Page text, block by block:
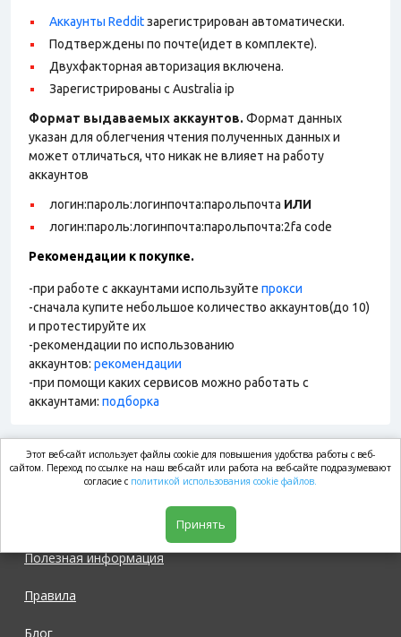
Аккаунты Redditзарегистрирован автоматически.
Подтверждены по почте(идет в комплекте).
Двухфакторная авторизация включена.
Зарегистрированы с Australia ip
Формат выдаваемых аккаунтов. Формат данных
указан для облегчения чтения полученных данных и
может отличаться, что никак не влияет на работу
аккаунтов
логин:пароль:логинпочта:парольпочта ИЛИ
логин:пароль:логинпочта:парольпочта:2fa code
Рекомендации к покупке.
-при работе с аккаунтами используйте прокси
-сначала купите небольшое количество аккаунтов(до 10)
и протестируйте их
-рекомендации по использованию
аккаунтов: рекомендации
-при помощи каких сервисов можно работать с
аккаунтами: подборка
market.com
Полезная информация
Правила
Блог
Этот веб-сайт использует файлы cookie для повышения удобства работы с веб-
сайтом. Переход по ссылке на наш веб-сайт или работа на веб-сайте подразумевают
согласие с политикой использования cookie файлов.
Принять